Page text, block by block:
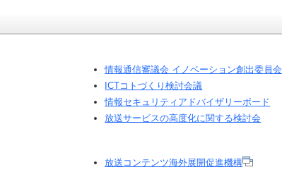
情報通信審議会 イノベーション創出委員会
ICTコトづくり検討会議
情報セキュリティアドバイザリーボード
放送サービスの高度化に関する検討会
放送コンテンツ海外展開促進機構